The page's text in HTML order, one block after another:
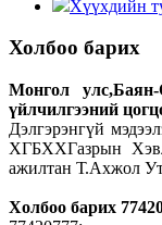
Хүүхдийн
Холбоо барих
Монгол
үйлчилгээний
Дэлгэрэнгүй
ХГБХХГазрын
ажилтан Т.Ахжол
Холбоо барих